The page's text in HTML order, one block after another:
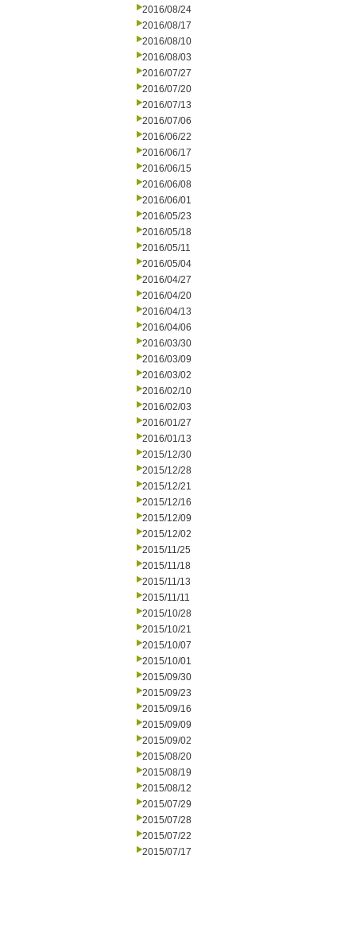
2016/08/24
2016/08/17
2016/08/10
2016/08/03
2016/07/27
2016/07/20
2016/07/13
2016/07/06
2016/06/22
2016/06/17
2016/06/15
2016/06/08
2016/06/01
2016/05/23
2016/05/18
2016/05/11
2016/05/04
2016/04/27
2016/04/20
2016/04/13
2016/04/06
2016/03/30
2016/03/09
2016/03/02
2016/02/10
2016/02/03
2016/01/27
2016/01/13
2015/12/30
2015/12/28
2015/12/21
2015/12/16
2015/12/09
2015/12/02
2015/11/25
2015/11/18
2015/11/13
2015/11/11
2015/10/28
2015/10/21
2015/10/07
2015/10/01
2015/09/30
2015/09/23
2015/09/16
2015/09/09
2015/09/02
2015/08/20
2015/08/19
2015/08/12
2015/07/29
2015/07/28
2015/07/22
2015/07/17